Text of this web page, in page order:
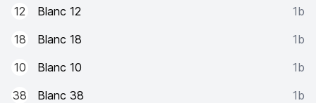
12
Blanc 12
1b
18
Blanc 18
1b
10
Blanc 10
1b
38
Blanc 38
1b